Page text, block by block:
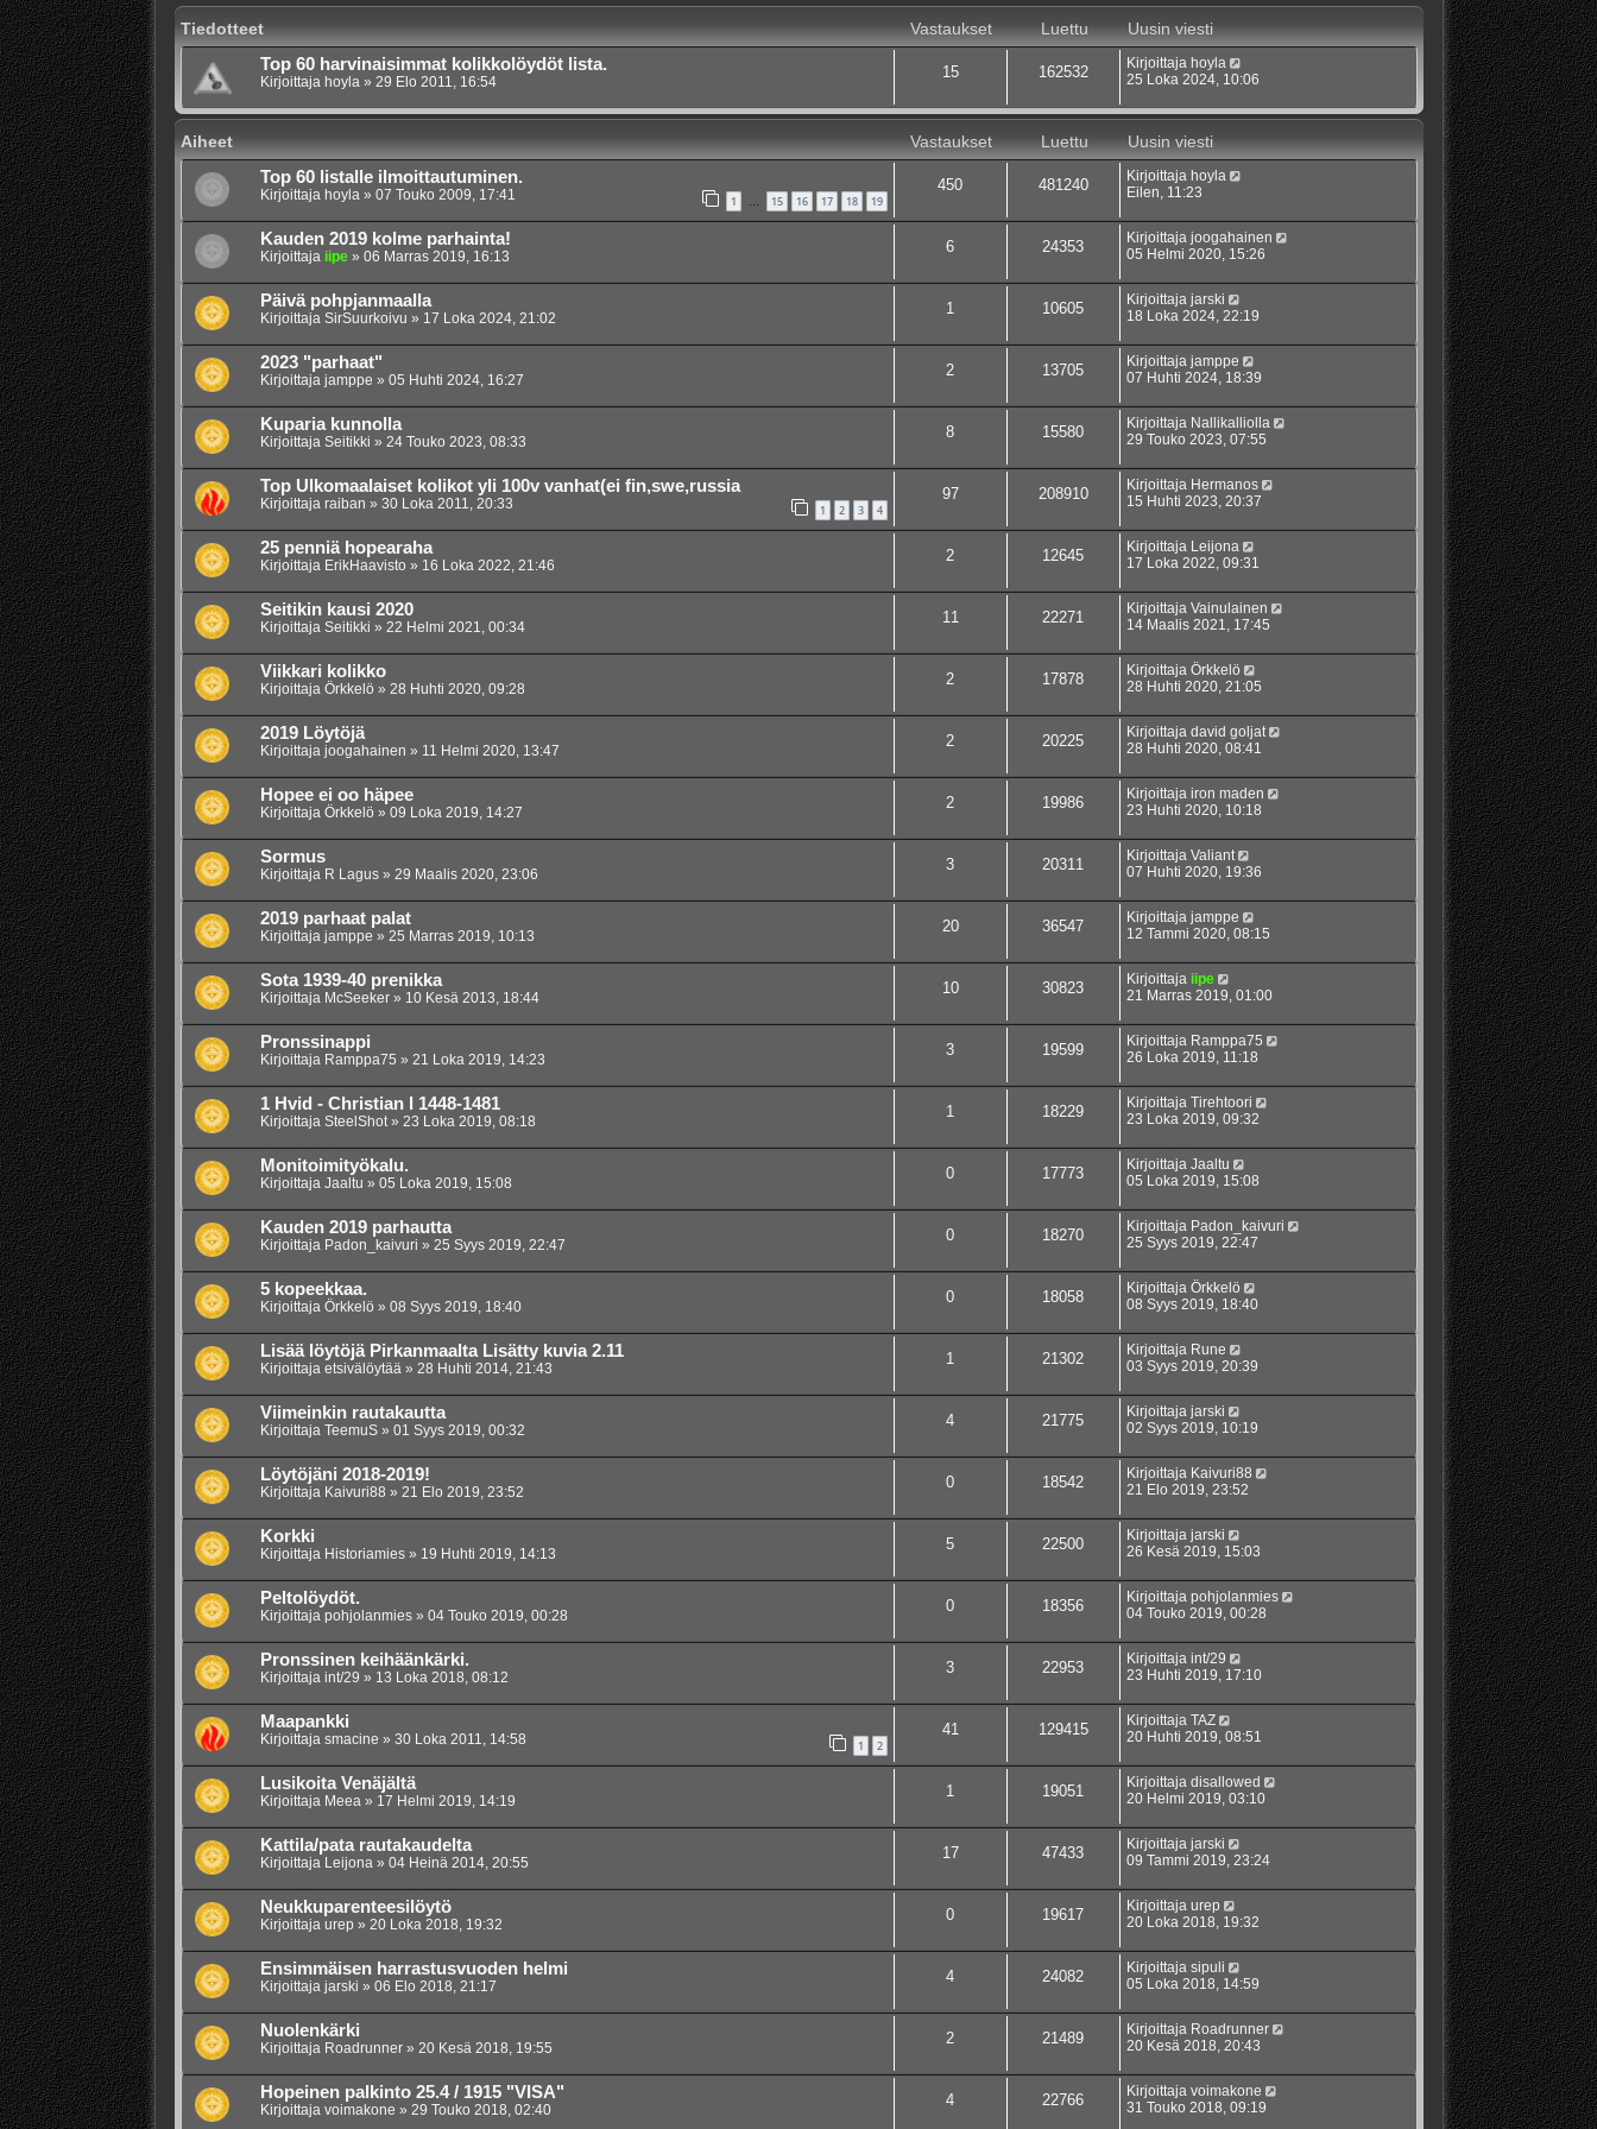
Tiedotteet Vastaukset Luettu
Uusin viesti
Top 60 harvinaisimmat kolikkolöydöt lista.
Kirjoittaja hoyla» 29 Elo 2011, 16:54
15 162532 Kirjoittaja hoyla
25 Loka 2024, 10:06
Aiheet Vastaukset Luettu
Uusin viesti
Top 60 listalle ilmoittautuminen.
Kirjoittaja hoyla» 07 Touko 2009, 17:41 1 … 15 16 17 18 19
450 481240 Kirjoittaja hoyla
Eilen, 11:23
Kauden 2019 kolme parhainta!
Kirjoittaja iipe» 06 Marras 2019, 16:13
6 24353 Kirjoittaja joogahainen
05 Helmi 2020, 15:26
Päivä pohpjanmaalla
Kirjoittaja SirSuurkoivu » 17 Loka 2024, 21:02
1 10605 Kirjoittaja jarski
18 Loka 2024, 22:19
2023 "parhaat"
Kirjoittaja jamppe » 05 Huhti 2024, 16:27
2 13705 Kirjoittaja jamppe
07 Huhti 2024, 18:39
Kuparia kunnolla
Kirjoittaja Seitikki » 24 Touko 2023, 08:33
8 15580 Kirjoittaja Nallikalliolla
29 Touko 2023, 07:55
Top Ulkomaalaiset kolikot yli 100v vanhat(ei fin,swe,russia
Kirjoittaja raiban » 30 Loka 2011, 20:33 1 2 3 4
97 208910 Kirjoittaja Hermanos
15 Huhti 2023, 20:37
25 penniä hopearaha
Kirjoittaja ErikHaavisto » 16 Loka 2022, 21:46
2 12645 Kirjoittaja Leijona
17 Loka 2022, 09:31
Seitikin kausi 2020
Kirjoittaja Seitikki » 22 Helmi 2021, 00:34
11 22271 Kirjoittaja Vainulainen
14 Maalis 2021, 17:45
Viikkari kolikko
Kirjoittaja Örkkelö » 28 Huhti 2020, 09:28
2 17878 Kirjoittaja Örkkelö
28 Huhti 2020, 21:05
2019 Löytöjä
Kirjoittaja joogahainen » 11 Helmi 2020, 13:47
2 20225 Kirjoittaja david goljat
28 Huhti 2020, 08:41
Hopee ei oo häpee
Kirjoittaja Örkkelö » 09 Loka 2019, 14:27
2 19986 Kirjoittaja iron maden
23 Huhti 2020, 10:18
Sormus
Kirjoittaja R Lagus» 29 Maalis 2020, 23:06
3 20311 Kirjoittaja Valiant
07 Huhti 2020, 19:36
2019 parhaat palat
Kirjoittaja jamppe » 25 Marras 2019, 10:13
20 36547 Kirjoittaja jamppe
12 Tammi 2020, 08:15
Sota 1939-40 prenikka
Kirjoittaja McSeeker» 10 Kesä 2013, 18:44
10 30823 Kirjoittaja iipe
21 Marras 2019, 01:00
Pronssinappi
Kirjoittaja Ramppa75 » 21 Loka 2019, 14:23
3 19599 Kirjoittaja Ramppa75
26 Loka 2019, 11:18
1 Hvid - Christian I 1448-1481
Kirjoittaja SteelShot» 23 Loka 2019, 08:18
1 18229 Kirjoittaja Tirehtoori
23 Loka 2019, 09:32
Monitoimityökalu.
Kirjoittaja Jaaltu » 05 Loka 2019, 15:08
0 17773 Kirjoittaja Jaaltu
05 Loka 2019, 15:08
Kauden 2019 parhautta
Kirjoittaja Padon_kaivuri » 25 Syys 2019, 22:47
0 18270 Kirjoittaja Padon_kaivuri
25 Syys 2019, 22:47
5 kopeekkaa.
Kirjoittaja Örkkelö » 08 Syys 2019, 18:40
0 18058 Kirjoittaja Örkkelö
08 Syys 2019, 18:40
Lisää löytöjä Pirkanmaalta Lisätty kuvia 2.11
Kirjoittaja etsivälöytää» 28 Huhti 2014, 21:43
1 21302 Kirjoittaja Rune
03 Syys 2019, 20:39
Viimeinkin rautakautta
Kirjoittaja TeemuS» 01 Syys 2019, 00:32
4 21775 Kirjoittaja jarski
02 Syys 2019, 10:19
Löytöjäni 2018-2019!
Kirjoittaja Kaivuri88 » 21 Elo 2019, 23:52
0 18542 Kirjoittaja Kaivuri88
21 Elo 2019, 23:52
Korkki
Kirjoittaja Historiamies» 19 Huhti 2019, 14:13
5 22500 Kirjoittaja jarski
26 Kesä 2019, 15:03
Peltolöydöt.
Kirjoittaja pohjolanmies» 04 Touko 2019, 00:28
0 18356 Kirjoittaja pohjolanmies
04 Touko 2019, 00:28
Pronssinen keihäänkärki.
Kirjoittaja int/29 » 13 Loka 2018, 08:12
3 22953 Kirjoittaja int/29
23 Huhti 2019, 17:10
Maapankki
Kirjoittaja smacine » 30 Loka 2011, 14:58 1 2
41 129415 Kirjoittaja TAZ
20 Huhti 2019, 08:51
Lusikoita Venäjältä
Kirjoittaja Meea» 17 Helmi 2019, 14:19
1 19051 Kirjoittaja disallowed
20 Helmi 2019, 03:10
Kattila/pata rautakaudelta
Kirjoittaja Leijona» 04 Heinä 2014, 20:55
17 47433 Kirjoittaja jarski
09 Tammi 2019, 23:24
Neukkuparenteesilöytö
Kirjoittaja urep » 20 Loka 2018, 19:32
0 19617 Kirjoittaja urep
20 Loka 2018, 19:32
Ensimmäisen harrastusvuoden helmi
Kirjoittaja jarski » 06 Elo 2018, 21:17
4 24082 Kirjoittaja sipuli
05 Loka 2018, 14:59
Nuolenkärki
Kirjoittaja Roadrunner» 20 Kesä 2018, 19:55
2 21489 Kirjoittaja Roadrunner
20 Kesä 2018, 20:43
Hopeinen palkinto 25.4 / 1915 "VISA"
Kirjoittaja voimakone » 29 Touko 2018, 02:40
4 22766 Kirjoittaja voimakone
31 Touko 2018, 09:19